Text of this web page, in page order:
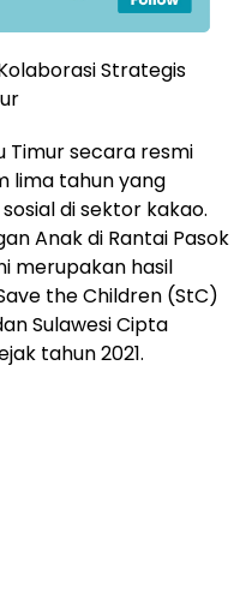
Strategis
Timur secara resmi
lima tahun yang
di sektor kakao.
Anak di Rantai Pasok
merupakan hasil
the Children (StC)
Sulawesi Cipta
tahun 2021.